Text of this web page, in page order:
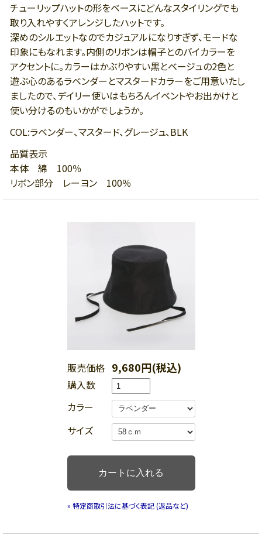
チューリップハットの形をベースにどんなスタイリングでも
取り入れやすくアレンジしたハットです。
深めのシルエットなのでカジュアルになりすぎず、モードな
印象にもなれます。内側のリボンは帽子とのバイカラーを
アクセントに。カラーはかぶりやすい黒とベージュの2色と
遊ぶ心のあるラベンダーとマスタードカラーをご用意いたし
ましたので、デイリー使いはもちろんイベントやお出かけと
使い分けるのもいかがでしょうか。
COL:ラベンダー、マスタード、グレージュ、BLK
品質表示
本体 綿 100％
リボン部分 レーヨン 100％
販売価格 9,680円(税込)
購入数
カラー
サイズ
» 特定商取引法に基づく表記 (返品など)